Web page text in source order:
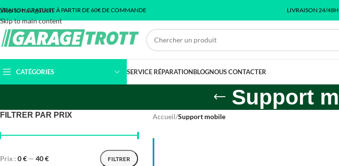
Skip to navigation
Skip to main content
GRATUITE À PARTIR DE 60€ DE COMMANDE LIVRAISON 24/48H
CATÉGORIES SERVICE RÉPARATIONBLOGNOUS CONTACTER
Support
FILTRER PAR PRIX
FILTRER
Prix : 0 € — 40 €
Accueil/Support mobile